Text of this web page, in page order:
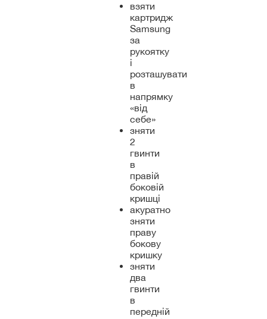
взяти
картридж
Samsung
за
рукоятку
і
розташувати
в
напрямку
«від
себе»
зняти
2
гвинти
в
правій
боковій
кришці
акуратно
зняти
праву
бокову
кришку
зняти
два
гвинти
в
передній